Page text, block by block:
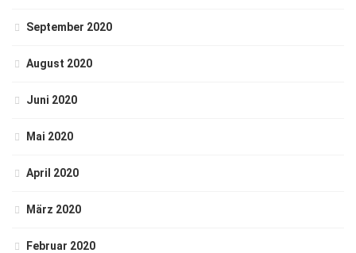
September 2020
August 2020
Juni 2020
Mai 2020
April 2020
März 2020
Februar 2020